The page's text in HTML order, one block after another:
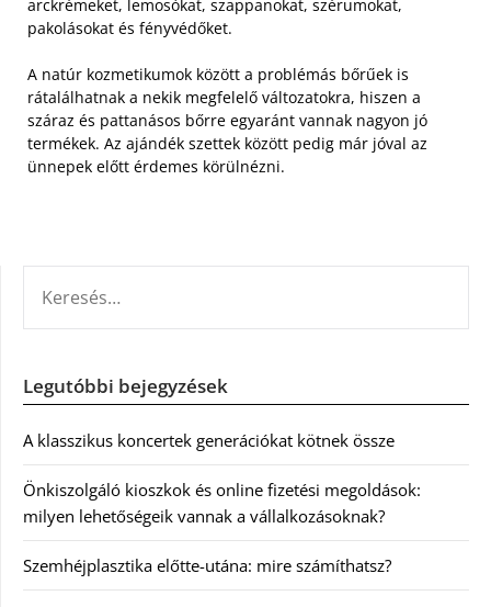
arckrémeket, lemosókat, szappanokat, szérumokat,
pakolásokat és fényvédőket.
A natúr kozmetikumok között a problémás bőrűek is
rátalálhatnak a nekik megfelelő változatokra, hiszen a
száraz és pattanásos bőrre egyaránt vannak nagyon jó
termékek. Az ajándék szettek között pedig már jóval az
ünnepek előtt érdemes körülnézni.
Legutóbbi bejegyzések
A klasszikus koncertek generációkat kötnek össze
Önkiszolgáló kioszkok és online fizetési megoldások:
milyen lehetőségeik vannak a vállalkozásoknak?
Szemhéjplasztika előtte-utána: mire számíthatsz?